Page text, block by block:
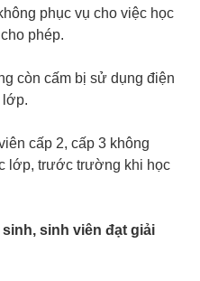
phục vụ cho việc học
phép.
còn cấm bị sử dụng điện
lớp.
cấp 2, cấp 3 không
lớp, trước trường khi học
sinh viên đạt giải